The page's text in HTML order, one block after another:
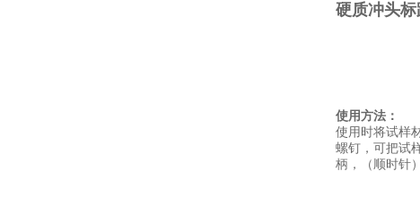
硬质冲头
使用方法：
使用时将试样
螺钉，可把试
柄，（顺时针